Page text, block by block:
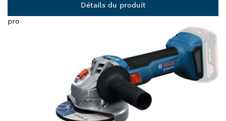
Détails du produit
pro